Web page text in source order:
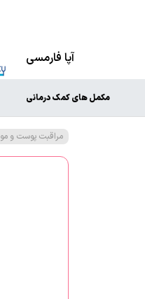
آپا فارمسی
مکمل های کمک درمانی
مراقبت پوست و مو